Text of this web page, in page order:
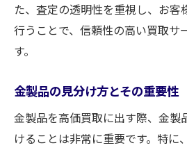
査定で重視されるポイ
買取術
金相場の変動を活かし
静岡市葵区の買取店で
た、査定の透明性を重視し、お客
行うことで、信頼性の高い買取サ
す。
金製品の見分け方とその重要性
金製品を高価買取に出す際、金製
けることは非常に重要です。特に